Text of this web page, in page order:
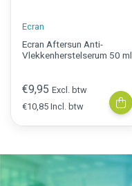
Ecran
Ecran Aftersun Anti-
Vlekkenherstelserum 50 ml
€9,95 Excl. btw
€10,85 Incl. btw